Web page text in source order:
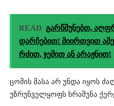
READ გარწმუნებთ,
დარჩებით! მიირთვით
რძით, ჯემით ან არაჟნით!
ცომის მასა არ უნდა იყოს
უზრუნველყოფს ხრაშუნა